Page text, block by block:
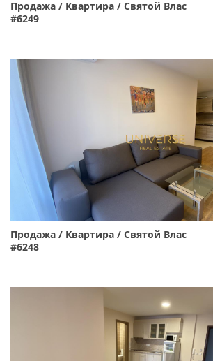
Продажа / Квартира / Святой Влас
#6249
Продажа / Квартира / Святой Влас
#6248